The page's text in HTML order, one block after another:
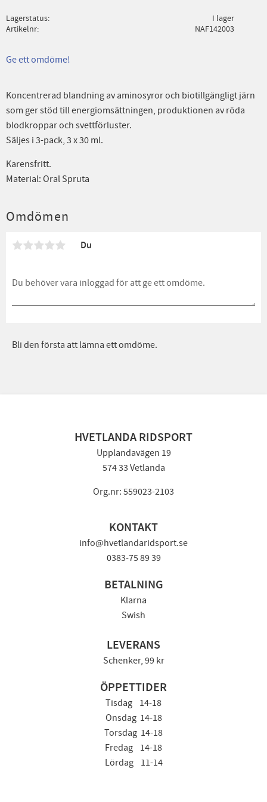
Lagerstatus
I lager
Artikelnr
NAF142003
Ge ett omdöme!
Koncentrerad blandning av aminosyror och biotillgängligt järn
som ger stöd till energiomsättningen, produktionen av röda
blodkroppar och svettförluster.
Säljes i 3-pack, 3 x 30 ml.
Karensfritt.
Material: Oral Spruta
Omdömen
Du
Bli den första att lämna ett omdöme.
HVETLANDA RIDSPORT
Upplandavägen 19
574 33 Vetlanda
Org.nr: 559023-2103
KONTAKT
info@hvetlandaridsport.se
0383-75 89 39
BETALNING
Klarna
Swish
LEVERANS
Schenker, 99 kr
ÖPPETTIDER
Tisdag 14-18
Onsdag 14-18
Torsdag 14-18
Fredag 14-18
Lördag 11-14